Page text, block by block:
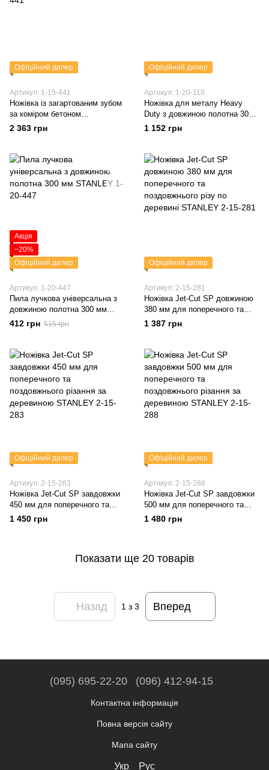
Офіційний дилер
Артикул: 1-15-441
Ножівка із загартованим зубом
за коміром бетоном
(пінобетону), STANLEY 1-15-
2 363 грн
Офіційний дилер
Артикул: 1-20-110
Ножівка для металу Heavy
Duty з довжиною полотна 305
мм STANLEY 1-20-110
1 152 грн
Акція
−20%
Офіційний дилер
Артикул: 1-20-447
Пила лучкова універсальна з
довжиною полотна 300 мм
STANLEY 1-20-447
412 грн 515 грн
Офіційний дилер
Артикул: 2-15-281
Ножівка Jet-Cut SP довжиною
380 мм для поперечного та
поздовжнього різу по деревині
STANLEY 2-15-281
1 387 грн
Офіційний дилер
Артикул: 2-15-283
Ножівка Jet-Cut SP завдовжки
450 мм для поперечного та
поздовжнього різання за
деревиною STANLEY 2-15-283
1 450 грн
Офіційний дилер
Артикул: 2-15-288
Ножівка Jet-Cut SP завдовжки
500 мм для поперечного та
поздовжнього різання за
деревиною STANLEY 2-15-288
1 480 грн
Показати ще 20 товарів
Назад 1 з 3 Вперед
(095) 695-22-20 (096) 412-94-15
Контактна інформація
Повна версія сайту
Мапа сайту
Укр Рус